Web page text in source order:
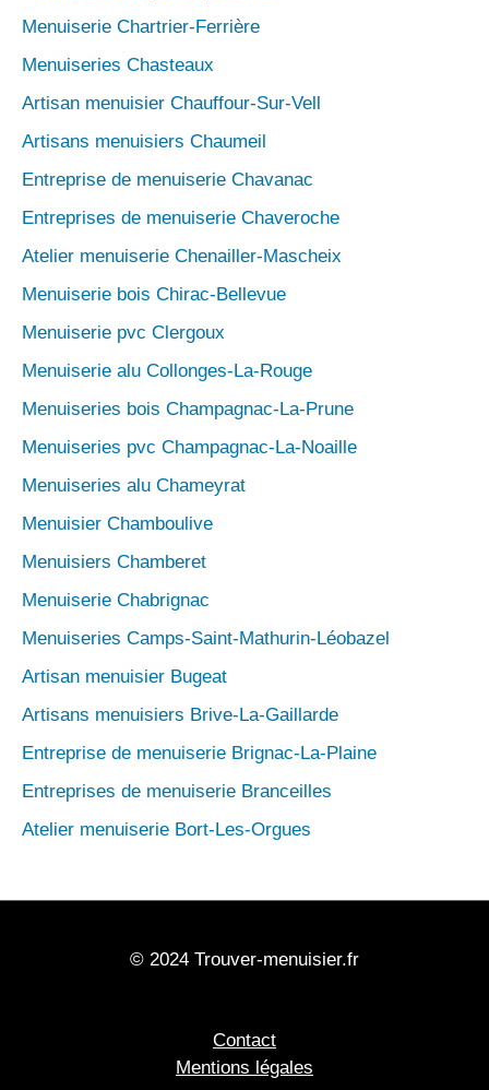
Menuiserie Chartrier-Ferrière
Menuiseries Chasteaux
Artisan menuisier Chauffour-Sur-Vell
Artisans menuisiers Chaumeil
Entreprise de menuiserie Chavanac
Entreprises de menuiserie Chaveroche
Atelier menuiserie Chenailler-Mascheix
Menuiserie bois Chirac-Bellevue
Menuiserie pvc Clergoux
Menuiserie alu Collonges-La-Rouge
Menuiseries bois Champagnac-La-Prune
Menuiseries pvc Champagnac-La-Noaille
Menuiseries alu Chameyrat
Menuisier Chamboulive
Menuisiers Chamberet
Menuiserie Chabrignac
Menuiseries Camps-Saint-Mathurin-Léobazel
Artisan menuisier Bugeat
Artisans menuisiers Brive-La-Gaillarde
Entreprise de menuiserie Brignac-La-Plaine
Entreprises de menuiserie Branceilles
Atelier menuiserie Bort-Les-Orgues
© 2024 Trouver-menuisier.fr
Contact
Mentions légales